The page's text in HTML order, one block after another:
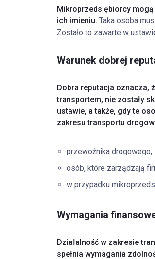
Mikroprzedsiębiorcy
ich imieniu. Taka osoba
Zostało to zawarte w
Warunek dobrej
Dobra reputacja oznacza,
transportem, nie zostały
ustawie, a także, gdy te
zakresu transportu
przewoźnika drogowego,
osób, które zarządzają
w przypadku
Wymagania
Działalność w zakresie
spełnia wymagania